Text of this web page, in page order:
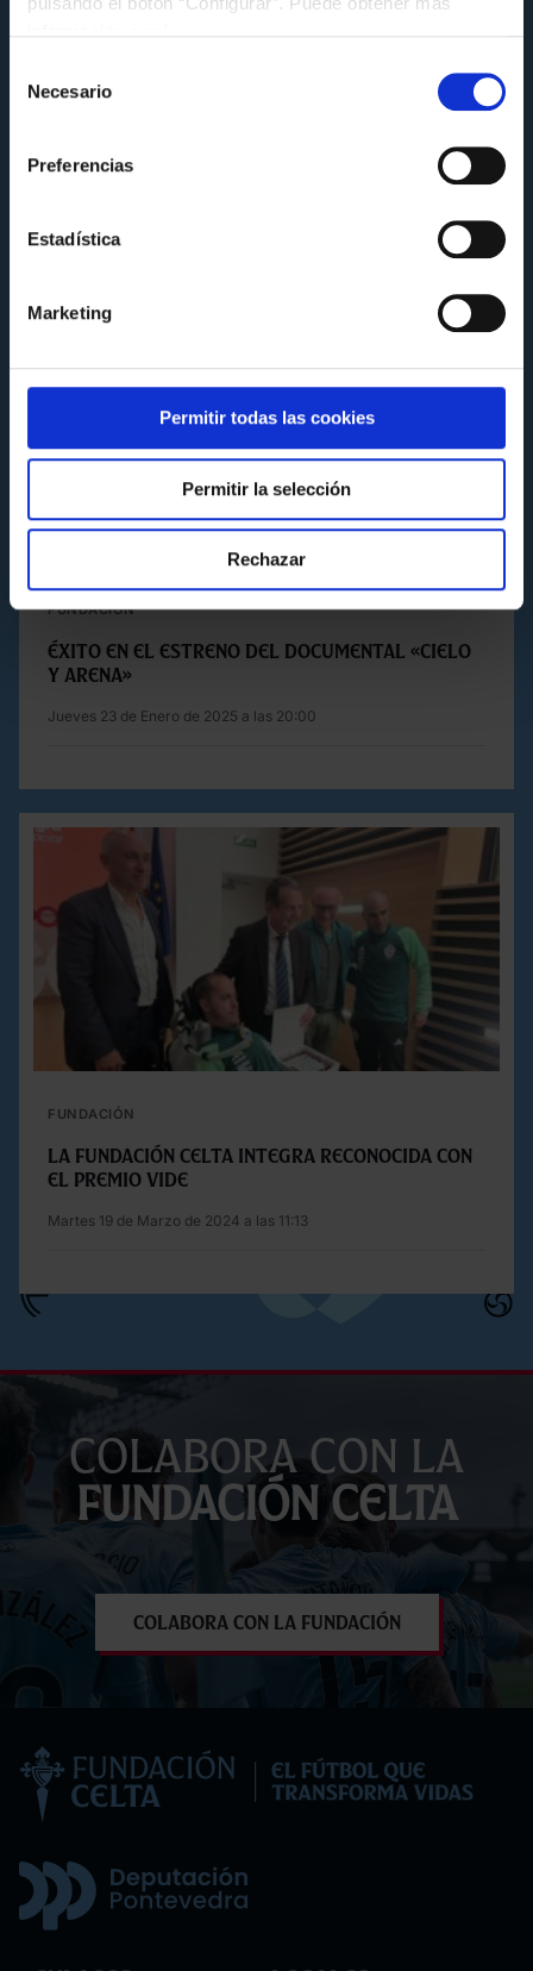
Necesario
Preferencias
Estadística
Marketing
Permitir todas las cookies
Permitir la selección
Rechazar
Germán Arteta repasa en Televigo el
FUNDACIÓN
Éxito en el estreno del documental «Cielo
y Arena»
Jueves 23 de Enero de 2025 a las 20:00
FUNDACIÓN
La Fundación Celta Integra reconocida con
el premio VIDE
Martes 19 de Marzo de 2024 a las 11:13
Colabora con la
Fundación Celta
Colabora con la Fundación